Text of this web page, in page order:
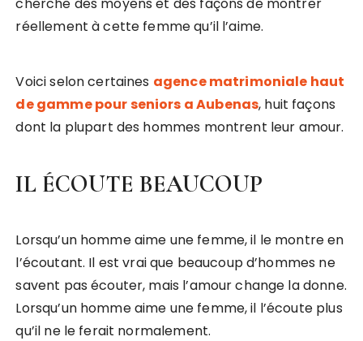
réellement à cette femme qu’il l’aime.
Voici selon certaines agence matrimoniale haut
de gamme pour seniors a Aubenas, huit façons
dont la plupart des hommes montrent leur amour.
IL ÉCOUTE BEAUCOUP
Lorsqu’un homme aime une femme, il le montre en
l’écoutant. Il est vrai que beaucoup d’hommes ne
savent pas écouter, mais l’amour change la donne.
Lorsqu’un homme aime une femme, il l’écoute plus
qu’il ne le ferait normalement.